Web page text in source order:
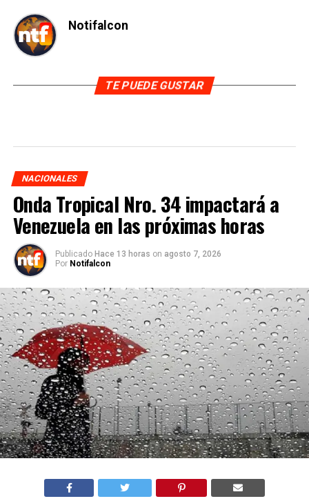
Notifalcon
TE PUEDE GUSTAR
NACIONALES
Onda Tropical Nro. 34 impactará a
Venezuela en las próximas horas
Publicado Hace 13 horas on agosto 7, 2026
Por Notifalcon